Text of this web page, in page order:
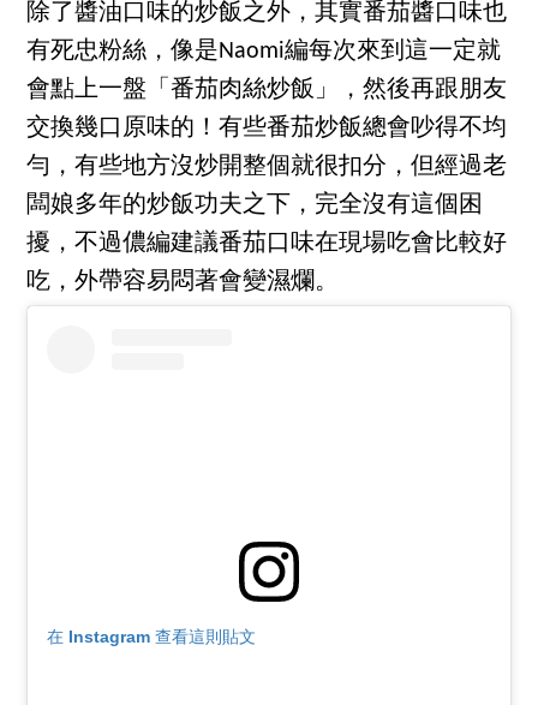
除了醬油口味的炒飯之外，其實番茄醬口味也
有死忠粉絲，像是Naomi編每次來到這一定就
會點上一盤「番茄肉絲炒飯」，然後再跟朋友
交換幾口原味的！有些番茄炒飯總會吵得不均
勻，有些地方沒炒開整個就很扣分，但經過老
闆娘多年的炒飯功夫之下，完全沒有這個困
擾，不過儂編建議番茄口味在現場吃會比較好
吃，外帶容易悶著會變濕爛。
在 Instagram 查看這則貼文